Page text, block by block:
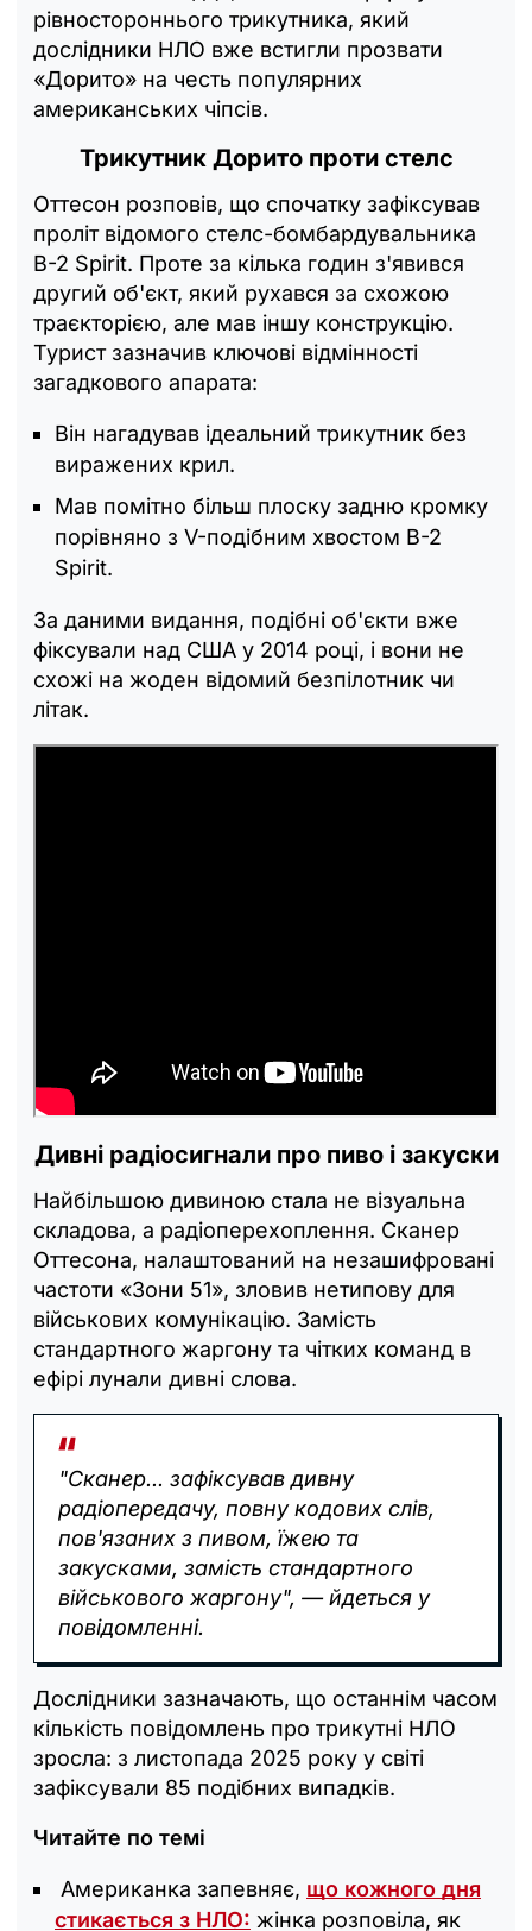
рівностороннього трикутника, який
дослідники НЛО вже встигли прозвати
«Дорито» на честь популярних
американських чіпсів.
Трикутник Дорито проти стелс
Оттесон розповів, що спочатку зафіксував
проліт відомого стелс-бомбардувальника
B-2 Spirit. Проте за кілька годин з'явився
другий об'єкт, який рухався за схожою
траєкторією, але мав іншу конструкцію.
Турист зазначив ключові відмінності
загадкового апарата:
Він нагадував ідеальний трикутник без
виражених крил.
Мав помітно більш плоску задню кромку
порівняно з V-подібним хвостом B-2
Spirit.
За даними видання, подібні об'єкти вже
фіксували над США у 2014 році, і вони не
схожі на жоден відомий безпілотник чи
літак.
Дивні радіосигнали про пиво і закуски
Найбільшою дивиною стала не візуальна
складова, а радіоперехоплення. Сканер
Оттесона, налаштований на незашифровані
частоти «Зони 51», зловив нетипову для
військових комунікацію. Замість
стандартного жаргону та чітких команд в
ефірі лунали дивні слова.
"Сканер... зафіксував дивну
радіопередачу, повну кодових слів,
пов'язаних з пивом, їжею та
закусками, замість стандартного
військового жаргону", — йдеться у
повідомленні.
Дослідники зазначають, що останнім часом
кількість повідомлень про трикутні НЛО
зросла: з листопада 2025 року у світі
зафіксували 85 подібних випадків.
Читайте по темі
Американка запевняє, що кожного дня
стикається з НЛО: жінка розповіла, як